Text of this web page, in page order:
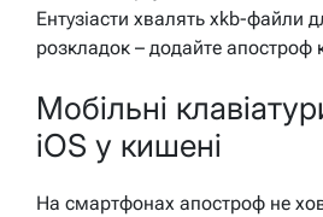
Ентузіасти хвалять xkb-файли
розкладок – додайте апостроф
Мобільні
iOS у кишені
На смартфонах апостроф не